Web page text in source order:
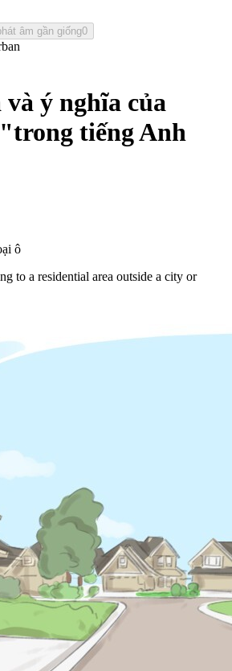
âm gần giống0
ý nghĩa của
tiếng Anh
ô
to a residential area outside a city or